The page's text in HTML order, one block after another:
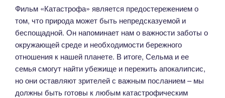
Фильм «Катастрофа» является предостережением о
том, что природа может быть непредсказуемой и
беспощадной. Он напоминает нам о важности заботы о
окружающей среде и необходимости бережного
отношения к нашей планете. В итоге, Сельма и ее
семья смогут найти убежище и пережить апокалипсис,
но они оставляют зрителей с важным посланием – мы
должны быть готовы к любым катастрофическим